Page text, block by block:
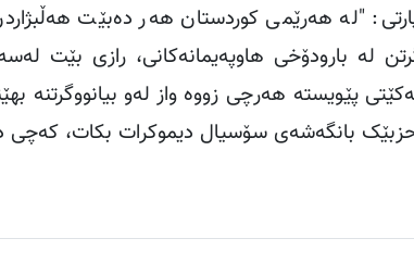
"لە هەرێمی کوردستان هەر دەبێت
لە بارودۆخی هاوپەیمانەکانی، رازی بێت
پێویستە هەرچی زووە واز لەو بیانووگرتنە
حزبێک بانگەشەی سۆسیال دیموکرات بکات، کەچی